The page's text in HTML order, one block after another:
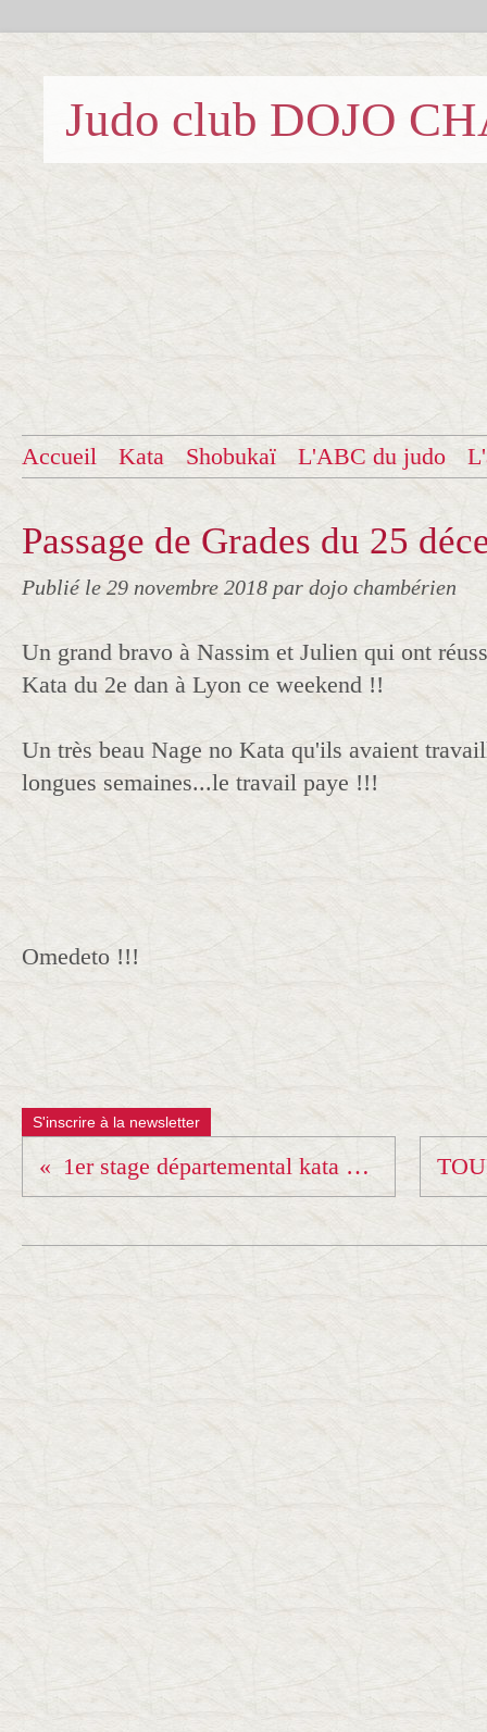
Judo club DOJO
Accueil Kata Shobukaï L'ABC du judo
Passage de Grades du 25
Publié le 29 novembre 2018 par dojo chambérien
Un grand bravo à Nassim et Julien qui ont
Kata du 2e dan à Lyon ce weekend !!
Un très beau Nage no Kata qu'ils avaient
longues semaines...le travail paye !!!
Omedeto !!!
S'inscrire à la newsletter
1er stage départemental kata ce samedi 17 novembre.